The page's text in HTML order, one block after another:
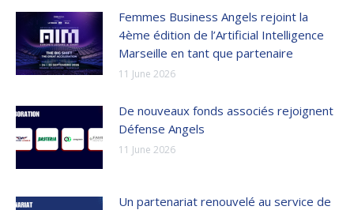
Femmes Business Angels rejoint la
4ème édition de l’Artificial Intelligence
Marseille en tant que partenaire
11 June 2026
De nouveaux fonds associés rejoignent
Défense Angels
11 June 2026
Un partenariat renouvelé au service de